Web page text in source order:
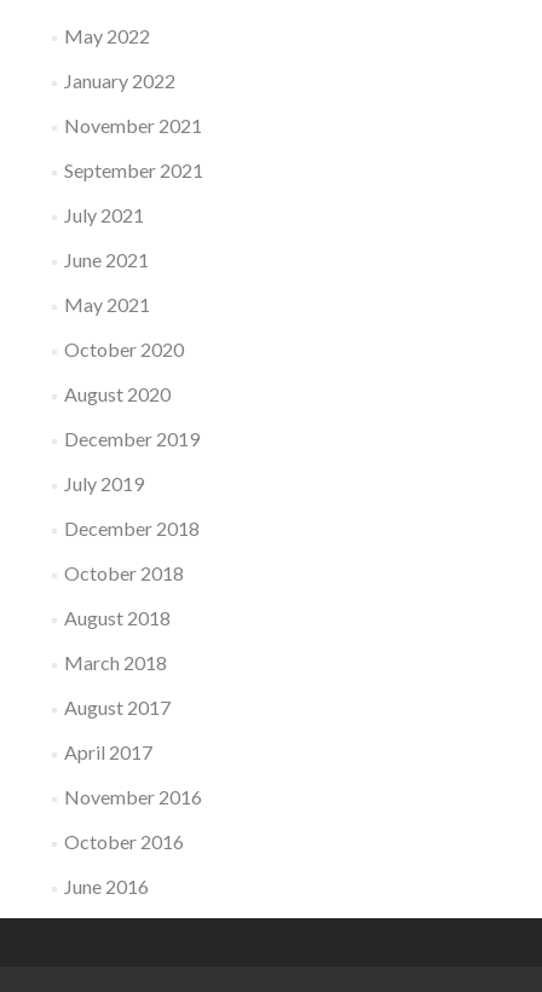
May 2022
January 2022
November 2021
September 2021
July 2021
June 2021
May 2021
October 2020
August 2020
December 2019
July 2019
December 2018
October 2018
August 2018
March 2018
August 2017
April 2017
November 2016
October 2016
June 2016